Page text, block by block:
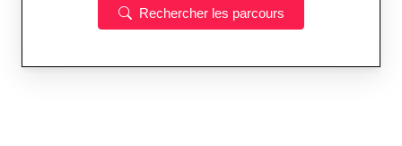
Rechercher les parcours